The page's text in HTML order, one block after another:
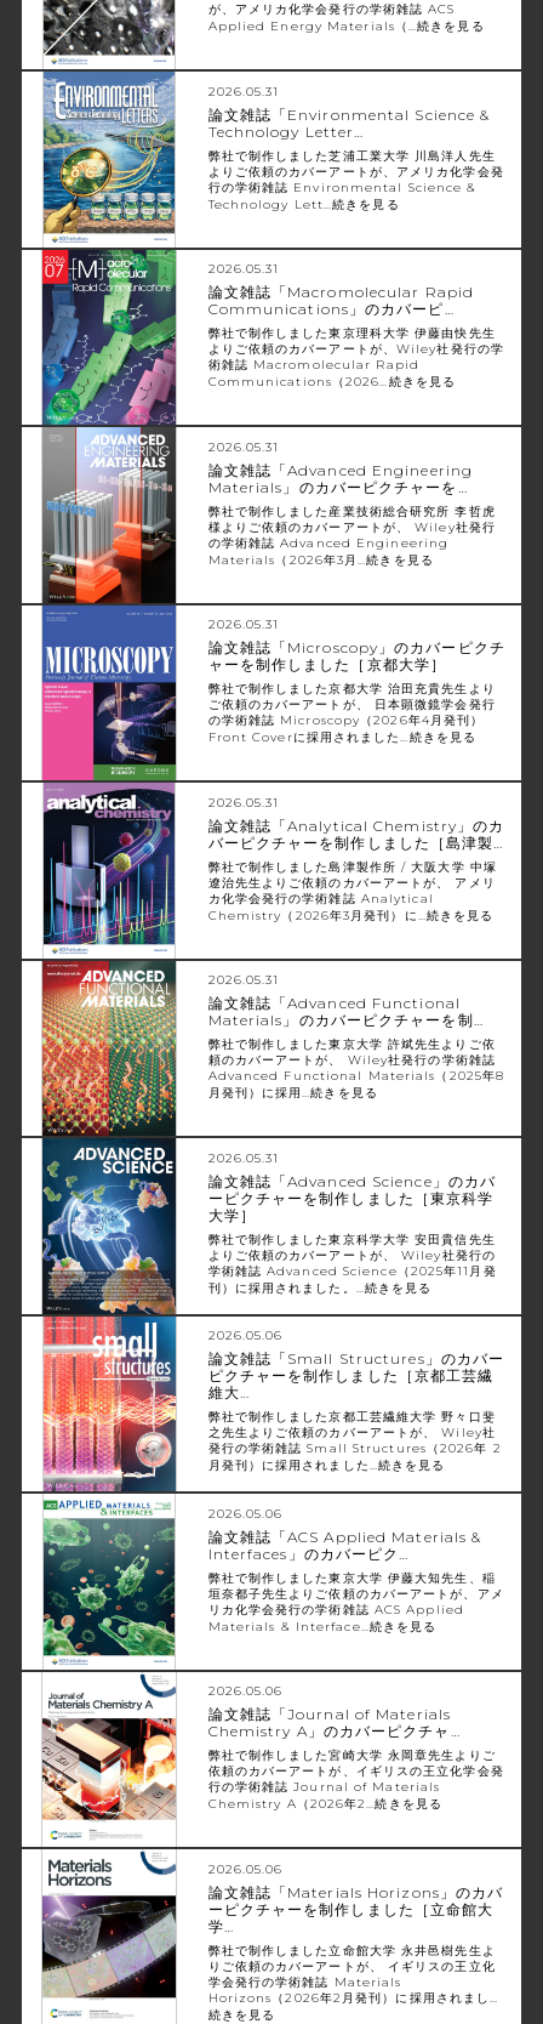
が、アメリカ化学会発行の学術雑誌 ACS
Applied Energy Materials（…続きを見る
2026.05.31
論文雑誌「Environmental Science &
Technology Letter…
弊社で制作しました芝浦工業大学 川島洋人先生
よりご依頼のカバーアートが、アメリカ化学会発
行の学術雑誌 Environmental Science &
Technology Lett…続きを見る
2026.05.31
論文雑誌「Macromolecular Rapid
Communications」のカバーピ…
弊社で制作しました東京理科大学 伊藤由快先生
よりご依頼のカバーアートが、Wiley社発行の学
術雑誌 Macromolecular Rapid
Communications（2026…続きを見る
2026.05.31
論文雑誌「Advanced Engineering
Materials」のカバーピクチャーを…
弊社で制作しました産業技術総合研究所 李哲虎
様よりご依頼のカバーアートが、 Wiley社発行
の学術雑誌 Advanced Engineering
Materials（2026年3月…続きを見る
2026.05.31
論文雑誌「Microscopy」のカバーピクチ
ャーを制作しました［京都大学］
弊社で制作しました京都大学 治田充貴先生より
ご依頼のカバーアートが、 日本顕微鏡学会発行
の学術雑誌 Microscopy（2026年4月発刊）
Front Coverに採用されました…続きを見る
2026.05.31
論文雑誌「Analytical Chemistry」のカ
バーピクチャーを制作しました［島津製…
弊社で制作しました島津製作所 / 大阪大学 中塚
遼治先生よりご依頼のカバーアートが、 アメリ
カ化学会発行の学術雑誌 Analytical
Chemistry（2026年3月発刊）に…続きを見る
2026.05.31
論文雑誌「Advanced Functional
Materials」のカバーピクチャーを制…
弊社で制作しました東京大学 許斌先生よりご依
頼のカバーアートが、 Wiley社発行の学術雑誌
Advanced Functional Materials（2025年8
月発刊）に採用…続きを見る
2026.05.31
論文雑誌「Advanced Science」のカバ
ーピクチャーを制作しました［東京科学
大学］
弊社で制作しました東京科学大学 安田貴信先生
よりご依頼のカバーアートが、 Wiley社発行の
学術雑誌 Advanced Science（2025年11月発
刊）に採用されました。…続きを見る
2026.05.06
論文雑誌「Small Structures」のカバー
ピクチャーを制作しました［京都工芸繊
維大…
弊社で制作しました京都工芸繊維大学 野々口斐
之先生よりご依頼のカバーアートが、 Wiley社
発行の学術雑誌 Small Structures（2026年 2
月発刊）に採用されました…続きを見る
2026.05.06
論文雑誌「ACS Applied Materials &
Interfaces」のカバーピク…
弊社で制作しました東京大学 伊藤大知先生、稲
垣奈都子先生よりご依頼のカバーアートが、アメ
リカ化学会発行の学術雑誌 ACS Applied
Materials & Interface…続きを見る
2026.05.06
論文雑誌「Journal of Materials
Chemistry A」のカバーピクチャ…
弊社で制作しました宮崎大学 永岡章先生よりご
依頼のカバーアートが、イギリスの王立化学会発
行の学術雑誌 Journal of Materials
Chemistry A（2026年2…続きを見る
2026.05.06
論文雑誌「Materials Horizons」のカバ
ーピクチャーを制作しました［立命館大
学…
弊社で制作しました立命館大学 永井邑樹先生よ
りご依頼のカバーアートが、 イギリスの王立化
学会発行の学術雑誌 Materials
Horizons（2026年2月発刊）に採用されまし…
続きを見る